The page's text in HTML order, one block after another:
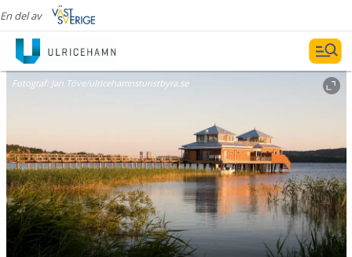
En del av
Fotograf: Jan Töve/ulricehamnsturistbyra.se